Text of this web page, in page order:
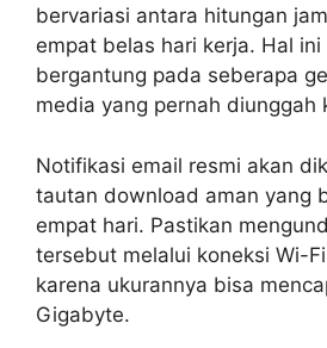
bervariasi antara hitungan
empat belas hari kerja. Hal
bergantung pada seberapa
media yang pernah diunggah
Notifikasi email resmi akan
tautan download aman yang
empat hari. Pastikan
tersebut melalui koneksi Wi-
karena ukurannya bisa
Gigabyte.